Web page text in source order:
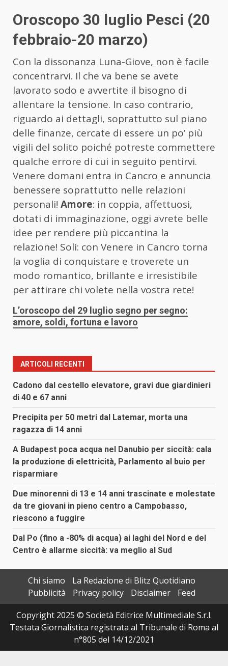
Oroscopo 30 luglio Pesci (20
febbraio-20 marzo)
Con la dissonanza Luna-Giove, non è facile
concentrarvi. Il che va bene se avete
lavorato sodo e avvertite il bisogno di
allentare la tensione. In caso contrario,
riguardo ai dettagli, soprattutto sul piano
delle finanze, cercate di essere un po’ più
vigili del solito poiché potreste commettere
qualche errore di cui in seguito pentirvi.
Venere domani entra in Cancro e annuncia
benessere soprattutto nelle relazioni
personali! Amore: in coppia, affettuosi,
dotati di immaginazione, oggi avrete belle
idee per rendere più piccantina la
relazione! Soli: con Venere in Cancro torna
la voglia di conquistare e troverete un
modo romantico, brillante e irresistibile
per attirare chi volete nella vostra rete!
L’oroscopo del 29 luglio segno per segno:
amore, soldi, fortuna e lavoro
ARTICOLI RECENTI
Cadono dal cestello elevatore, gravi due giardinieri
di 40 e 67 anni
Precipita per 50 metri dal Latemar, morta una
ragazza di 14 anni
A Budapest poca acqua nel Danubio per siccità: cala
la produzione di elettricità, Parlamento al buio per
risparmiare
Due minorenni di 13 e 14 anni trascinate e molestate
da tre giovani in pieno centro a Campobasso,
riescono a fuggire
Dal Po (fino a -80% di acqua) ai laghi del Nord e del
Centro è allarme siccità: va meglio al Sud
Chi siamo
La Redazione di Blitz Quotidiano
Pubblicità
Privacy policy Disclaimer
Feed
Copyright 2025 © Società Editrice Multimediale S.r.l.
Testata Giornalistica registrata al Tribunale di Roma al
n°805 del 14/12/2021